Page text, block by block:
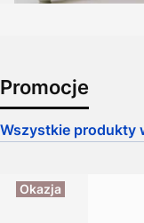
Promocje
Wszystkie produkty
Okazja